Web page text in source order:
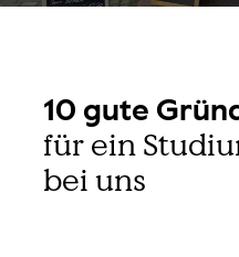
10 gute
für ein
bei uns